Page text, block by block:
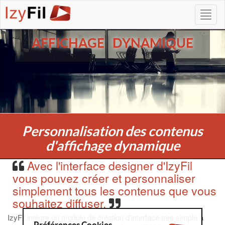
AFFICHAGE DYNAMIQUE
Personnalisation des contenus
d'affichage dynamique
Avec l'interface designer d'IzyFil
vous pouvez créer et personnaliser
simplement tous les contenus que vous
souhaitez diffuser.
IzyFil intégre un module de création d'interface très simple à